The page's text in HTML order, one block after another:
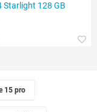
Starlight 128 GB
15 pro